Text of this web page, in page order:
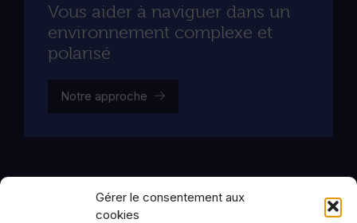
Gérer le consentement aux
cookies
Vous aider à naviguer dans un
environnement complexe et
polarisé
Notre approche